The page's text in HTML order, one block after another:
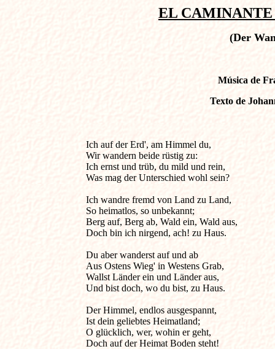
EL CAMINANTE
(Der
Música de
Texto de
Ich auf der Erd', am Himmel
Wir wandern beide rüstig zu:
Ich ernst und trüb, du mild und rein,
Was mag der Unterschied wohl sein?
Ich wandre fremd von Land zu Land,
So heimatlos, so unbekannt;
Berg auf, Berg ab, Wald ein, Wald aus,
Doch bin ich nirgend, ach! zu Haus.
Du aber wanderst auf und ab
Aus Ostens Wieg' in Westens Grab,
Wallst Länder ein und Länder aus,
Und bist doch, wo du bist, zu Haus.
Der Himmel, endlos ausgespannt,
Ist dein geliebtes Heimatland;
O glücklich, wer, wohin er geht,
Doch auf der Heimat Boden steht!